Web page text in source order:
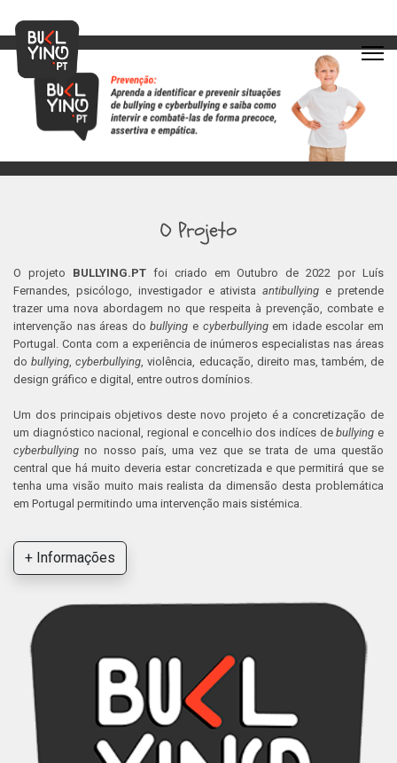
O Projeto
O projeto BULLYING.PTfoi criado em Outubro de 2022 por Luís
Fernandes, psicólogo, investigador e ativistaantibullying e pretende
trazer uma nova abordagem no que respeita à prevenção, combate e
intervenção nas áreas dobullying e cyberbullyingem idade escolar em
Portugal. Conta com a experiência de inúmeros especialistas nas áreas
dobullying,cyberbullying, violência, educação, direito mas, também, de
design gráfico e digital, entre outros domínios.
Um dos principais objetivos deste novo projeto é a concretização de
um diagnóstico nacional, regional e concelhio dos indíces debullying e
cyberbullying no nosso país, uma vez que se trata de uma questão
central que há muito deveria estar concretizada e que permitirá que se
tenha uma visão muito mais realista da dimensão desta problemática
em Portugal permitindo uma intervenção mais sistémica.
+ Informações